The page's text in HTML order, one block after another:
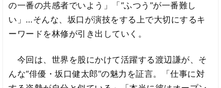
の一番の共感者でいよう」「“ふつう”が一番難し
い」…そんな、坂口が演技をする上で大切にするキ
ーワードを林修が引き出していく。
今回は、世界を股にかけて活躍する渡辺謙が、そ
んな“俳優・坂口健太郎”の魅力を証言。「仕事に対